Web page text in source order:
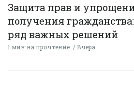
Защита прав и
получения
ряд важных решений
1 мин на прочтение Вчера